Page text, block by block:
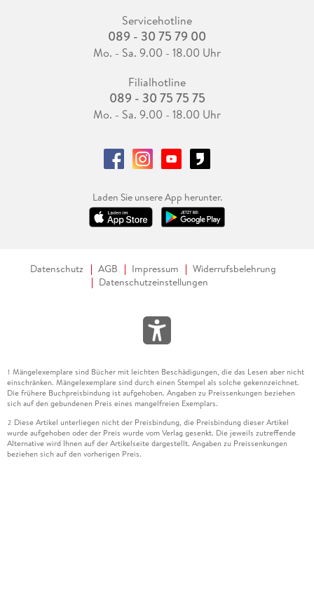
Servicehotline
089 - 30 75 79 00
Mo. - Sa. 9.00 - 18.00 Uhr
Filialhotline
089 - 30 75 75 75
Mo. - Sa. 9.00 - 18.00 Uhr
Laden Sie unsere App herunter.
Datenschutz AGB Impressum
Widerrufsbelehrung
Datenschutzeinstellungen
1 Mängelexemplare sind Bücher mit leichten Beschädigungen, die das Lesen aber nicht
einschränken. Mängelexemplare sind durch einen Stempel als solche gekennzeichnet.
Die frühere Buchpreisbindung ist aufgehoben. Angaben zu Preissenkungen beziehen
sich auf den gebundenen Preis eines mangelfreien Exemplars.
2 Diese Artikel unterliegen nicht der Preisbindung, die Preisbindung dieser Artikel
wurde aufgehoben oder der Preis wurde vom Verlag gesenkt. Die jeweils zutreffende
Alternative wird Ihnen auf der Artikelseite dargestellt. Angaben zu Preissenkungen
beziehen sich auf den vorherigen Preis.